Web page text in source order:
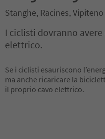
Stanghe, Racines,
I ciclisti dovranno
elettrico.
Se i ciclisti esauriscono
ma anche ricaricare la
il proprio cavo elettrico.